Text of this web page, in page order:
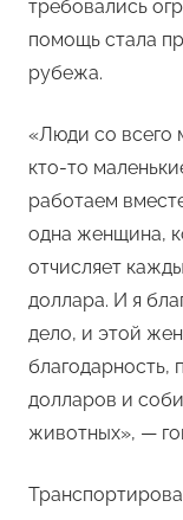
требовались
помощь стала
рубежа.
«Люди со всего
кто-то
работаем
одна женщина,
отчисляет
доллара. И я
дело, и этой
благодарность,
долларов и
животных», —